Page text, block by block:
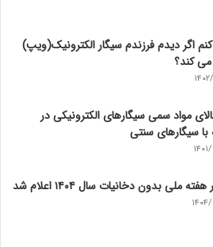
اگر دیدم فرزندم سیگار الکترونیک(ویپ)
کند؟
۱۲
مواد سمی سیگارهای الکترونیکی در
با سیگارهای سنتی
۱۵
ملی بدون دخانیات سال ۱۴۰۴ اعلام شد
۲۸